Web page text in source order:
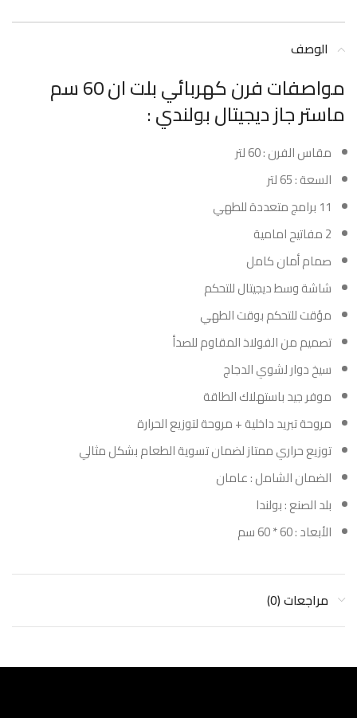
الوصف
مواصفات فرن كهربائي بلت ان 60 سم
ماستر جاز ديجيتال بولندي :
مقاس الفرن : 60 لتر
السعة : 65 لتر
11 برامج متعددة للطهي
2 مفاتيح امامية
صمام أمان كامل
شاشة وسط ديجيتالللتحكم
مؤقت للتحكم بوقت الطهي
تصميم من الفولاذ المقاوم للصدأ
سيخ دوار لشوي الدجاج
موفر جيد باستهلاك الطاقة
مروحة تبريد داخلية + مروحة لتوزيع الحرارة
توزيع حراري ممتاز لضمان تسوية الطعام بشكل مثالي
الضمان الشامل : عامان
بلد الصنع : بولندا
الأبعاد : 60 * 60 سم
مراجعات (0)